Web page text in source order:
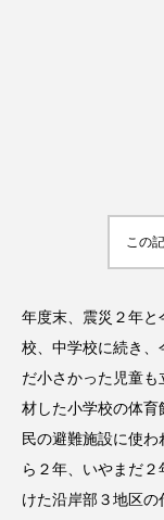
この
年度末、震災２年
校、中学校に続き、
だ小さかった児童
材した小学校の体
民の避難施設に使
ら２年、いやまだ
けた沿岸部３地区